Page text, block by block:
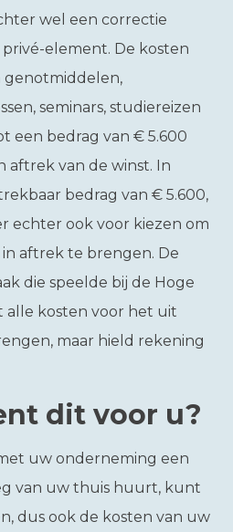
wel een correctie
element. De kosten
genotmiddelen,
seminars, studiereizen
een bedrag van € 5.600
aftrek van de winst. In
bedrag van € 5.600,
echter ook voor kiezen om
aftrek te brengen. De
die speelde bij de Hoge
alle kosten voor het uit
maar hield rekening
dit voor u?
uw onderneming een
van uw thuis huurt, kunt
dus ook de kosten van uw